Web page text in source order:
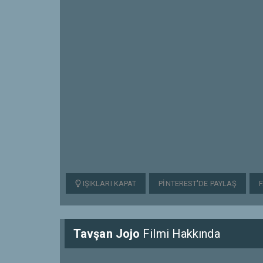
IŞIKLARI KAPAT PINTEREST'DE PAYLAŞ
Tavşan Jojo Filmi Hakkında